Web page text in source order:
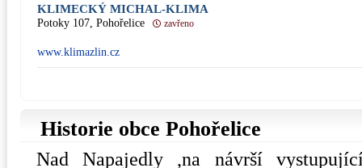
KLIMECKÝ MICHAL-KLIMA
Potoky 107, Pohořelice zavřeno
www.klimazlin.cz
Historie obce Pohořelice
Nad Napajedly ,na návrší